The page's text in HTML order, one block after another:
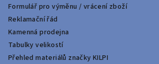
Formulář pro výměnu / vrácení zboží
Reklamační řád
Kamenná prodejna
Tabulky velikostí
Přehled materiálů značky KILPI